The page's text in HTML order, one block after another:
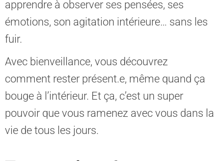
apprendre à observer ses pensées, ses
émotions, son agitation intérieure… sans les
fuir.
Avec bienveillance, vous découvrez
comment rester présent.e, même quand ça
bouge à l’intérieur. Et ça, c’est un super
pouvoir que vous ramenez avec vous dans la
vie de tous les jours.